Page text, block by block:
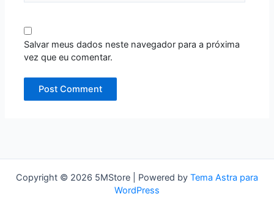
Salvar meus dados neste navegador para a próxima
vez que eu comentar.
Copyright © 2026 5MStore | Powered by Tema Astra para
WordPress